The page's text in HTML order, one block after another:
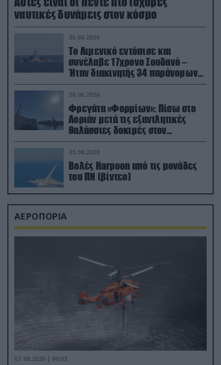
ναυτικές δυνάμεις στον κόσμο
30.06.2026
Το Λιμενικό εντόπισε και
συνέλαβε 17χρονο Σουδανό –
Ήταν διακινητής 34 παράνομων
μεταναστών
30.06.2026
Φρεγάτα «Φορμίων»: Πίσω στο
Λοριάν μετά τις εξαντλητικές
θαλάσσιες δοκιμές στον
απαιτητικό Βισκαϊκό
25.06.2026
Βολές Harpoon από τις μονάδες
του ΠΝ (βίντεο)
ΑΕΡΟΠΟΡΙΑ
07.08.2026 | 00:02